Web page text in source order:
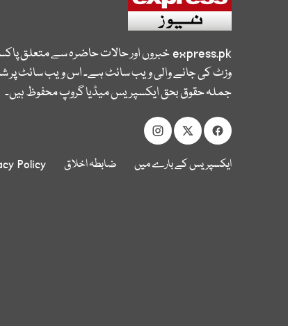
express.pkخبروں اور حالات حاضرہ سے متعلق
وزٹ کی جانے والی ویب سائٹ ہے۔ اس ویب سائٹ پر
جملہ حقوق بحق ایکسپریس میڈیا گروپ محفوظ ہیں۔
ایکسپریس کے بارے میں ضابطہ اخلاق Policy